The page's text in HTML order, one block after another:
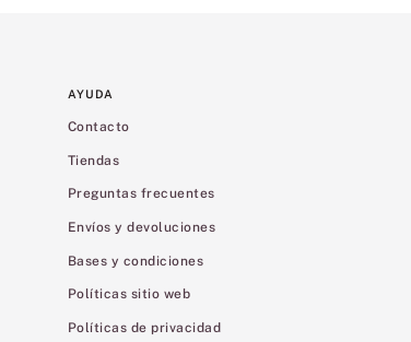
AYUDA
Contacto
Tiendas
Preguntas frecuentes
Envíos y devoluciones
Bases y condiciones
Políticas sitio web
Políticas de privacidad